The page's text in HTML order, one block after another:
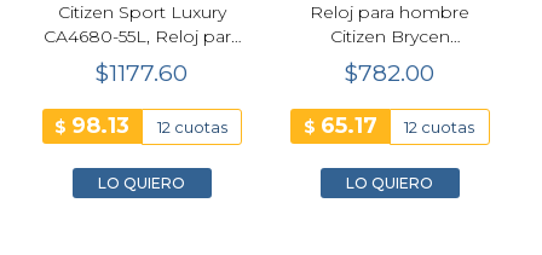
Citizen Sport Luxury
CA4680-55L, Reloj para
hombre Cronógrafo
Azul Claro Eco-Drive
$1177.60
$ 98.13 12 cuotas
LO QUIERO
Reloj para hombre
Citizen Brycen
Cronógrafo Deportivo
Eco-Drive con Correa
Azul
$782.00
$ 65.17 12 cuotas
LO QUIERO